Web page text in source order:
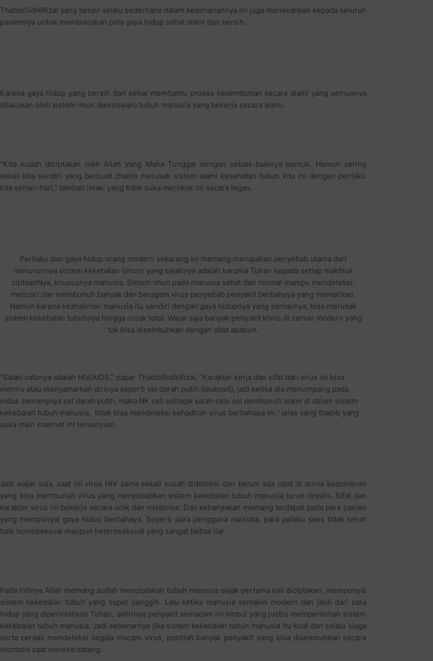
ThabibSidikRizal yang tampil selalu sederhana dalam kesehariannya ini juga menekankan kepada seluruh
pasiennya untuk membiasakan pola gaya hidup sehat alami dan bersih.
Karena gaya hidup yang bersih dan sehat membantu proses kesembuhan secara alami yang semuanya
dilakukan oleh sistem imun (kekebalan) tubuh manusia yang bekerja secara alami.
"Kita sudah diciptakan oleh Allah yang Maha Tunggal dengan sebaik-baiknya bentuk. Namun sering
sekali kita sendiri yang berbuat zhalim merusak sistem alami kesehatan tubuh kita ini dengan perilaku
kita sehari-hari," tambah lelaki yang tidak suka merokok ini secara tegas.
Perilaku dan gaya hidup orang modern sekarang ini memang merupakan penyebab utama dari
menurunnya sistem kekebalan (imun) yang sejatinya adalah karunia Tuhan kepada setiap makhluk
ciptaanNya, khususnya manusia. Sistem imun pada manusia sehat dan normal mampu mendeteksi,
mencari dan membunuh banyak dan beragam virus penyebab penyakit berbahaya yang mematikan.
Namun karena kezhaliman manusia itu sendiri dengan gaya hidupnya yang semaunya, bisa merusak
sistem kekebalan tubuhnya hingga rusak total. Wajar saja banyak penyakit klinis di zaman modern yang
tak bisa disembuhkan dengan obat apapun.
"Salah satunya adalah HIV/AIDS," papar ThabibSidikRizal , "Karakter kerja dan sifat dari virus ini bisa
meniru atau menyamarkan dirinya seperti sel darah putih (leukosit), jadi ketika dia menumpang pada
induk semangnya sel darah putih, maka NK cell sebagai salah satu sel pembunuh alami di dalam sistem
kekebalan tubuh manusia, tidak bisa mendeteksi kehadiran virus berbahaya ini." jelas sang thabib yang
suka main internet ini tersenyum.
Jadi wajar saja, saat ini virus HIV sama sekali susah dideteksi dan belum ada obat di dunia kedokteran
yang bisa membunuh virus yang menyebabkan sistem kekebalan tubuh manusia turun drastis. Sifat dan
karakter virus ini bekerja secara unik dan misterius. Dan kebanyakan memang terdapat pada para pasien
yang mempunyai gaya hidup berbahaya. Seperti para pengguna narkoba, para pelaku seks tidak sehat
baik homoseksual maupun heteroseksual yang sangat bebas liar.
Pada intinya Allah memang sudah menciptakan tubuh manusia sejak pertama kali diciptakan, mempunyai
sistem kekebalan tubuh yang super canggih. Lalu ketika manusia semakin modern dan jauh dari cara
hidup yang diperintahkan Tuhan, akhirnya penyakit semacam ini timbul yang justru memperlemah sistem
kekebalan tubuh manusia. Jadi sebenarnya jika sistem kekebalan tubuh manusia itu kuat dan selalu siaga
serta cerdas mendeteksi segala macam virus, pastilah banyak penyakit yang bisa disembuhkan secara
otomatis saat mereka datang.